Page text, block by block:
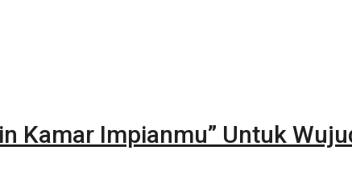
Kamar Impianmu” Untuk